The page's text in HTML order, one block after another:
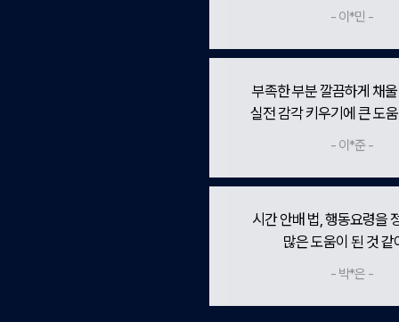
- 이*민 -
부족한 부분 깔끔하게 채
실전 감각 키우기에 큰 도
- 이*준 -
시간 안배 법, 행동요령을
많은 도움이 된 것 같
- 박*은 -